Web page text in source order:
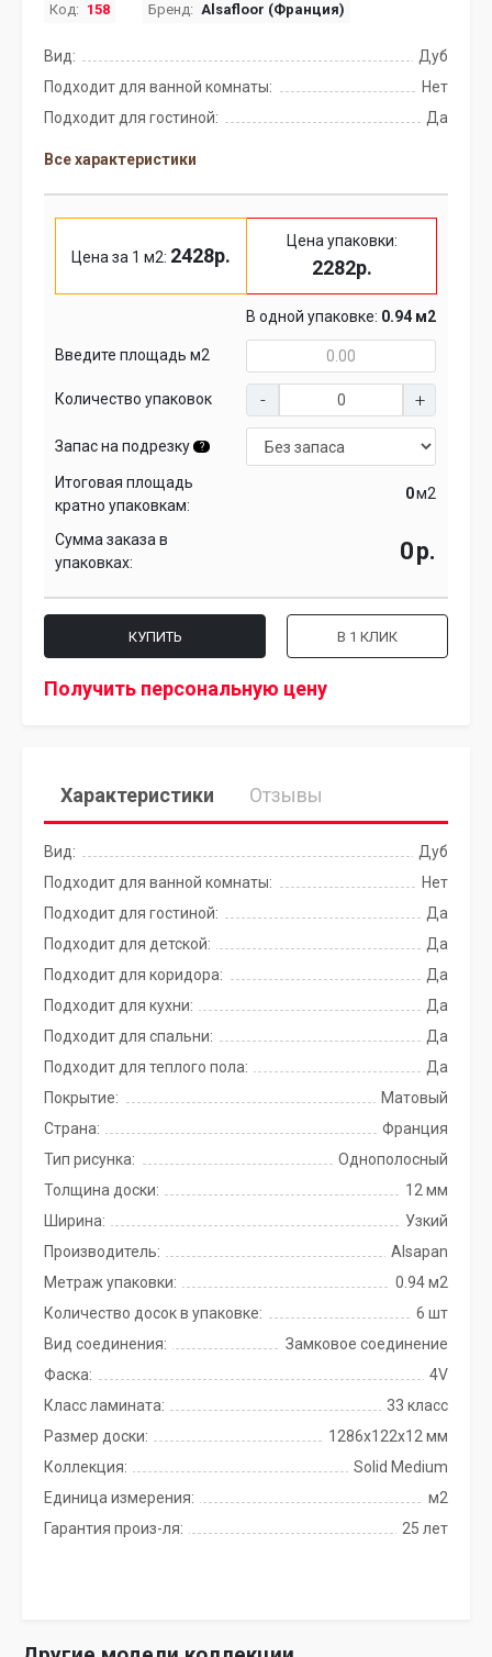
Код: 158 Бренд: Alsafloor (Франция)
Вид:
Дуб
Подходит для ванной комнаты:
Нет
Подходит для гостиной:
Да
Все характеристики
Цена за 1 м2: 2428р.
Цена упаковки:
2282р.
В одной упаковке: 0.94 м2
Введите площадь м2
Количество упаковок
Запас на подрезку ?
Итоговая площадь
кратно упаковкам:
м2
Сумма заказа в
упаковках:
р.
КУПИТЬ В 1 КЛИК
Получить персональную цену
Характеристики Отзывы
Вид:
Дуб
Подходит для ванной комнаты:
Нет
Подходит для гостиной:
Да
Подходит для детской:
Да
Подходит для коридора:
Да
Подходит для кухни:
Да
Подходит для спальни:
Да
Подходит для теплого пола:
Да
Покрытие:
Матовый
Страна:
Франция
Тип рисунка:
Однополосный
Толщина доски:
12 мм
Ширина:
Узкий
Производитель:
Alsapan
Метраж упаковки:
0.94 м2
Количество досок в упаковке:
6 шт
Вид соединения:
Замковое соединение
Фаска:
4V
Класс ламината:
33 класс
Размер доски:
1286х122х12 мм
Коллекция:
Solid Medium
Единица измерения:
м2
Гарантия произ-ля:
25 лет